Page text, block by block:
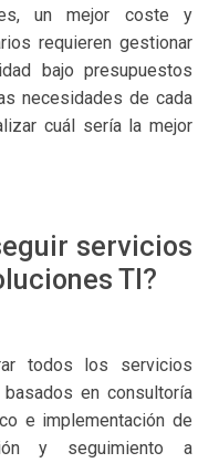
un mejor coste y
requieren gestionar
bajo presupuestos
necesidades de cada
cuál sería la mejor
servicios
TI?
todos los servicios
en consultoría
e implementación de
y seguimiento a